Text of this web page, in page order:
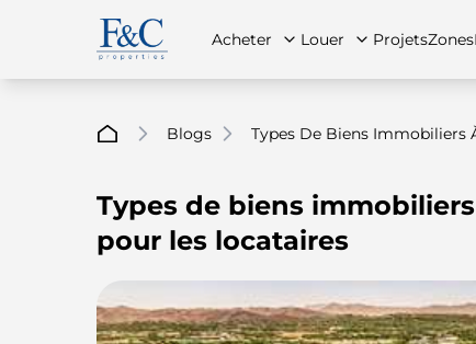
Acheter
Toutes les propriétés
Louer
Toutes les propriétés
ProjetsZones
À propos de nous
Blogs Types De Biens Immobiliers
Types de biens
pour les locataires